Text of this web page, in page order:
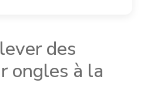
des
ongles à la